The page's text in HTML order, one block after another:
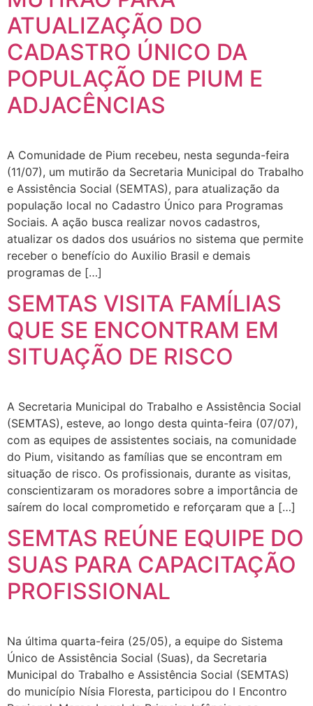
ATUALIZAÇÃO DO
CADASTRO ÚNICO DA
POPULAÇÃO DE PIUM E
ADJACÊNCIAS
A Comunidade de Pium recebeu, nesta segunda-feira
(11/07), um mutirão da Secretaria Municipal do Trabalho
e Assistência Social (SEMTAS), para atualização da
população local no Cadastro Único para Programas
Sociais. A ação busca realizar novos cadastros,
atualizar os dados dos usuários no sistema que permite
receber o benefício do Auxilio Brasil e demais
programas de […]
SEMTAS VISITA FAMÍLIAS
QUE SE ENCONTRAM EM
SITUAÇÃO DE RISCO
A Secretaria Municipal do Trabalho e Assistência Social
(SEMTAS), esteve, ao longo desta quinta-feira (07/07),
com as equipes de assistentes sociais, na comunidade
do Pium, visitando as famílias que se encontram em
situação de risco. Os profissionais, durante as visitas,
conscientizaram os moradores sobre a importância de
saírem do local comprometido e reforçaram que a […]
SEMTAS REÚNE EQUIPE DO
SUAS PARA CAPACITAÇÃO
PROFISSIONAL
Na última quarta-feira (25/05), a equipe do Sistema
Único de Assistência Social (Suas), da Secretaria
Municipal do Trabalho e Assistência Social (SEMTAS)
do município Nísia Floresta, participou do I Encontro